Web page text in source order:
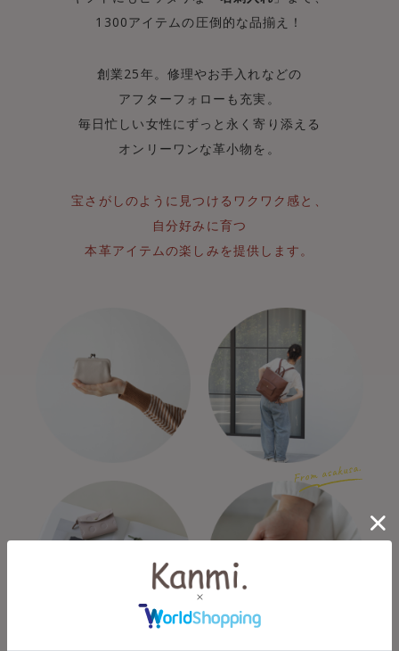
1300アイテムの圧倒的な品揃え！
創業25年。修理やお手入れなどの
アフターフォローも充実。
毎日忙しい女性にずっと永く寄り添える
オンリーワンな革小物を。
宝さがしのように見つけるワクワク感と、
自分好みに育つ
本革アイテムの楽しみを提供します。